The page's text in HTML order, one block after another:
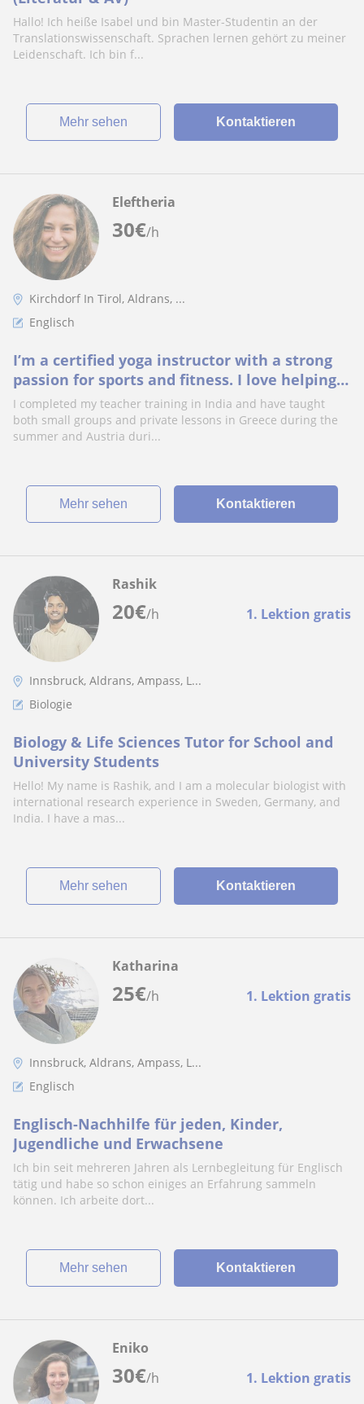
Hallo! Ich heiße Isabel und bin Master-Studentin an der
Translationswissenschaft. Sprachen lernen gehört zu meiner
Leidenschaft. Ich bin f...
Mehr sehen Kontaktieren
30€/h
Eleftheria
Kirchdorf In Tirol, Aldrans, ...
Englisch
I’m a certified yoga instructor with a strong
passion for sports and fitness. I love helping
others develop body awareness
I completed my teacher training in India and have taught
both small groups and private lessons in Greece during the
summer and Austria duri...
Mehr sehen Kontaktieren
20€/h 1. Lektion gratis
Rashik
Innsbruck, Aldrans, Ampass, L...
Biologie
Biology & Life Sciences Tutor for School and
University Students
Hello! My name is Rashik, and I am a molecular biologist with
international research experience in Sweden, Germany, and
India. I have a mas...
Mehr sehen Kontaktieren
25€/h 1. Lektion gratis
Katharina
Innsbruck, Aldrans, Ampass, L...
Englisch
Englisch-Nachhilfe für jeden, Kinder,
Jugendliche und Erwachsene
Ich bin seit mehreren Jahren als Lernbegleitung für Englisch
tätig und habe so schon einiges an Erfahrung sammeln
können. Ich arbeite dort...
Mehr sehen Kontaktieren
30€/h 1. Lektion gratis
Eniko